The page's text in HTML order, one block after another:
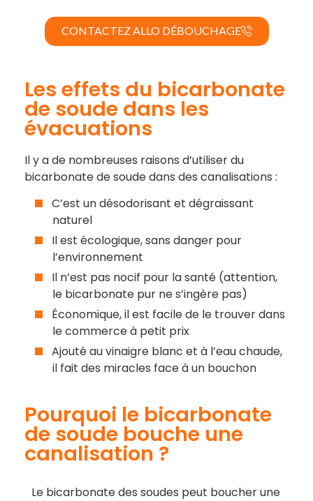
CONTACTEZ ALLO DÉBOUCHAGE
Les effets du bicarbonate
de soude dans les
évacuations
Il y a de nombreuses raisons d’utiliser du
bicarbonate de soude dans des canalisations :
C’est un désodorisant et dégraissant
naturel
Il est écologique, sans danger pour
l’environnement
Il n’est pas nocif pour la santé (attention,
le bicarbonate pur ne s’ingère pas)
Économique, il est facile de le trouver dans
le commerce à petit prix
Ajouté au vinaigre blanc et à l’eau chaude,
il fait des miracles face à un bouchon
Pourquoi le bicarbonate
de soude bouche une
canalisation ?
Le bicarbonate des soudes peut boucher une